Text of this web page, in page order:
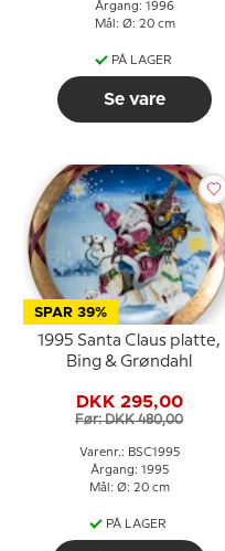
Årgang: 1996
Mål: Ø: 20 cm
PÅ LAGER
Se vare
SPAR 39%
1995 Santa Claus platte,
Bing & Grøndahl
DKK 295,00
Før: DKK 480,00
Varenr.: BSC1995
Årgang: 1995
Mål: Ø: 20 cm
PÅ LAGER